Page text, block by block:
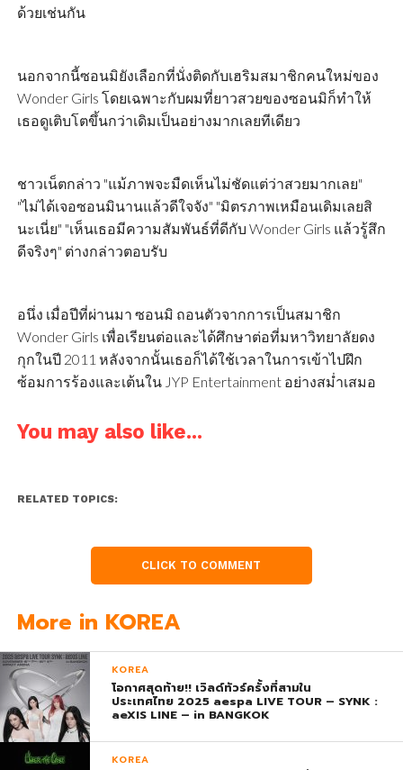
ด้วยเช่นกัน
นอกจากนี้ซอนมิยังเลือกที่นั่งติดกับเฮริมสมาชิกคนใหม่ของ
Wonder Girls โดยเฉพาะกับผมที่ยาวสวยของซอนมิก็ทำให้
เธอดูเติบโตขึ้นกว่าเดิมเป็นอย่างมากเลยทีเดียว
ชาวเน็ตกล่าว "แม้ภาพจะมืดเห็นไม่ชัดแต่ว่าสวยมากเลย"
"ไม่ได้เจอซอนมินานแล้วดีใจจัง" "มิตรภาพเหมือนเดิมเลยสิ
นะเนี่ย" "เห็นเธอมีความสัมพันธ์ที่ดีกับ Wonder Girls แล้วรู้สึก
ดีจริงๆ" ต่างกล่าวตอบรับ
อนึ่ง เมื่อปีที่ผ่านมา ซอนมิ ถอนตัวจากการเป็นสมาชิก
Wonder Girls เพื่อเรียนต่อและได้ศึกษาต่อที่มหาวิทยาลัยดง
กุกในปี 2011 หลังจากนั้นเธอก็ได้ใช้เวลาในการเข้าไปฝึก
ซ้อมการร้องและเต้นใน JYP Entertainment อย่างสม่ำเสมอ
You may also like...
RELATED TOPICS:
CLICK TO COMMENT
More in KOREA
KOREA
โอกาศสุดท้าย!! เวิลด์ทัวร์ครั้งที่สามใน
ประเทศไทย 2025 aespa LIVE TOUR – SYNK :
aeXIS LINE – in BANGKOK
KOREA